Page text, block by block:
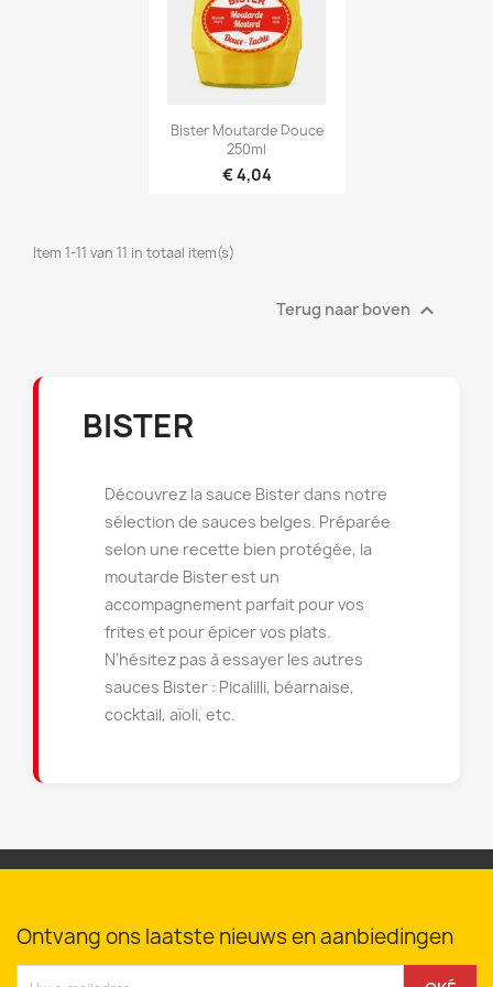
Snel bekijken
Bister Moutarde Douce
250ml
€ 4,04
Item 1-11 van 11 in totaal item(s)
Terug naar boven 
BISTER
Découvrez la sauce Bister dans notre
sélection de sauces belges. Préparée
selon une recette bien protégée, la
moutarde Bister est un
accompagnement parfait pour vos
frites et pour épicer vos plats.
N'hésitez pas à essayer les autres
sauces Bister : Picalilli, béarnaise,
cocktail, aïoli, etc.
Ontvang ons laatste nieuws en aanbiedingen